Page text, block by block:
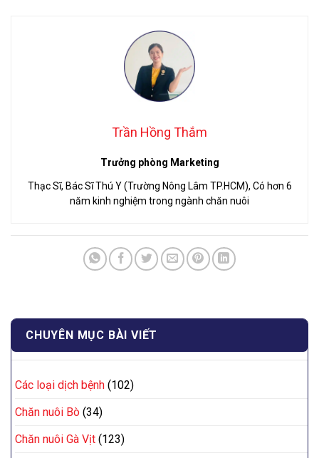
Trần Hồng Thắm
Trưởng phòng Marketing
Thạc Sĩ, Bác Sĩ Thú Y (Trường Nông Lâm TP.HCM), Có hơn 6
năm kinh nghiệm trong ngành chăn nuôi
CHUYÊN MỤC BÀI VIẾT
Các loại dịch bệnh (102)
Chăn nuôi Bò (34)
Chăn nuôi Gà Vịt (123)